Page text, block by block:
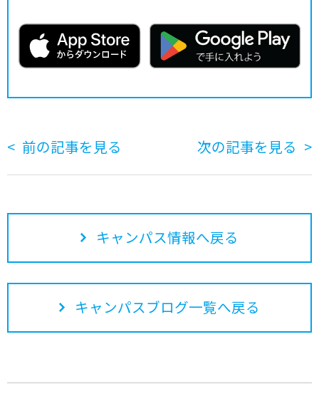
前の記事を見る 次の記事を見る
キャンパス情報へ戻る
キャンパスブログ一覧へ戻る